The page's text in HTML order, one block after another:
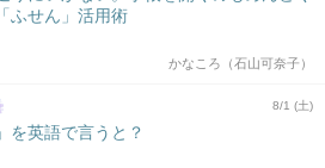
ふせん」活用術
かなころ（石山可奈子）
8/1 (土)
を英語で言うと？